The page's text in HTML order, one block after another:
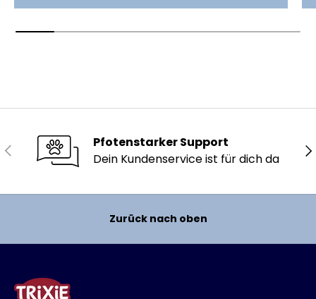
Vorherige
Pfotenstarker Support
Dein Kundenservice ist für dich da
Zurück nach oben